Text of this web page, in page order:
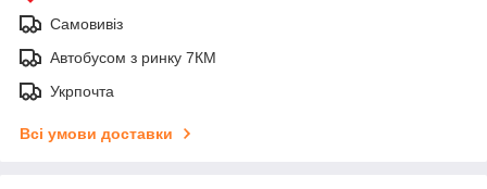
Самовивіз
Автобусом з ринку 7КМ
Укрпочта
Всі умови доставки